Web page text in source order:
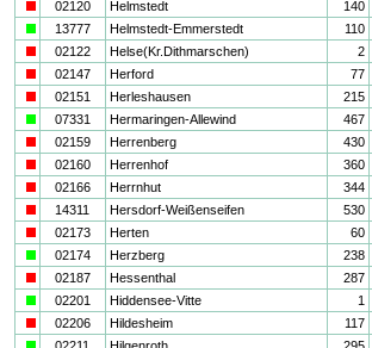
02120 Helmstedt 140
13777 Helmstedt-Emmerstedt 110
02122 Helse(Kr.Dithmarschen) 2
02147 Herford 77
02151 Herleshausen 215
07331 Hermaringen-Allewind 467
02159 Herrenberg 430
02160 Herrenhof 360
02166 Herrnhut 344
14311 Hersdorf-Weißenseifen 530
02173 Herten 60
02174 Herzberg 238
02187 Hessenthal 287
02201 Hiddensee-Vitte 1
02206 Hildesheim 117
02211 Hilgenroth 295